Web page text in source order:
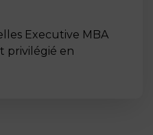
Executive MBA
privilégié en